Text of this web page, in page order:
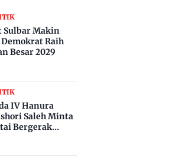
Sulbar Makin
Raih
Besar 2029
IV Hanura
Saleh Minta
Bergerak